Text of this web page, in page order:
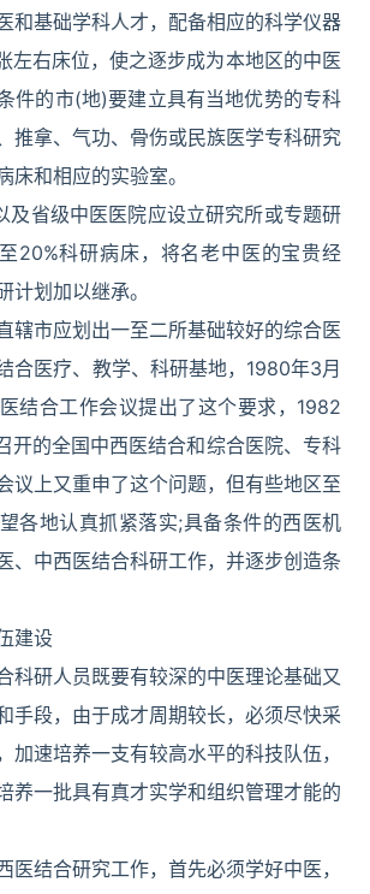
和基础学科人才，配备相应的科学仪器
左右床位，使之逐步成为本地区的中医
件的市(地)要建立具有当地优势的专科
推拿、气功、骨伤或民族医学专科研究
床和相应的实验室。
及省级中医医院应设立研究所或专题研
20%科研病床，将名老中医的宝贵经
计划加以继承。
辖市应划出一至二所基础较好的综合医
合医疗、教学、科研基地，1980年3月
结合工作会议提出了这个要求，1982
开的全国中西医结合和综合医院、专科
议上又重申了这个问题，但有些地区至
各地认真抓紧落实;具备条件的西医机
、中西医结合科研工作，并逐步创造条
建设
科研人员既要有较深的中医理论基础又
手段，由于成才周期较长，必须尽快采
加速培养一支有较高水平的科技队伍，
养一批具有真才实学和组织管理才能的
医结合研究工作，首先必须学好中医，